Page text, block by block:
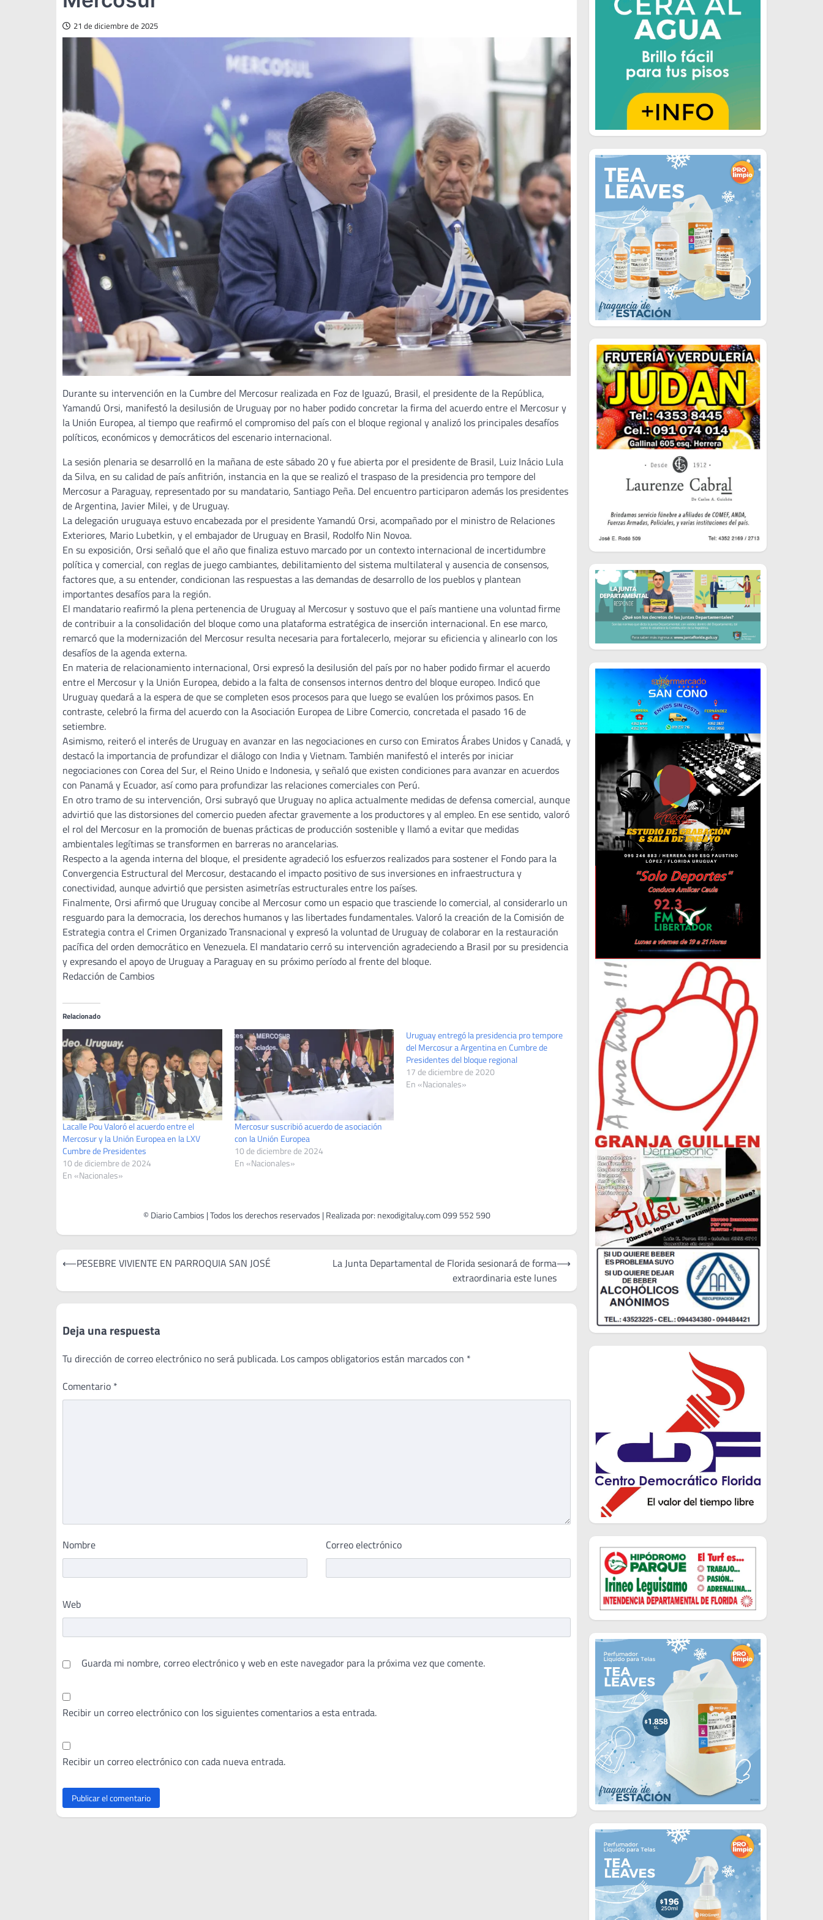
21 de diciembre de 2025
Durante su intervención en la Cumbre del Mercosur realizada en Foz de Iguazú, Brasil, el presidente de la República,
Yamandú Orsi, manifestó la desilusión de Uruguay por no haber podido concretar la firma del acuerdo entre el Mercosur y
la Unión Europea, al tiempo que reafirmó el compromiso del país con el bloque regional y analizó los principales desafíos
políticos, económicos y democráticos del escenario internacional.
La sesión plenaria se desarrolló en la mañana de este sábado 20 y fue abierta por el presidente de Brasil, Luiz Inácio Lula
da Silva, en su calidad de país anfitrión, instancia en la que se realizó el traspaso de la presidencia pro tempore del
Mercosur a Paraguay, representado por su mandatario, Santiago Peña. Del encuentro participaron además los presidentes
de Argentina, Javier Milei, y de Uruguay.
La delegación uruguaya estuvo encabezada por el presidente Yamandú Orsi, acompañado por el ministro de Relaciones
Exteriores, Mario Lubetkin, y el embajador de Uruguay en Brasil, Rodolfo Nin Novoa.
En su exposición, Orsi señaló que el año que finaliza estuvo marcado por un contexto internacional de incertidumbre
política y comercial, con reglas de juego cambiantes, debilitamiento del sistema multilateral y ausencia de consensos,
factores que, a su entender, condicionan las respuestas a las demandas de desarrollo de los pueblos y plantean
importantes desafíos para la región.
El mandatario reafirmó la plena pertenencia de Uruguay al Mercosur y sostuvo que el país mantiene una voluntad firme
de contribuir a la consolidación del bloque como una plataforma estratégica de inserción internacional. En ese marco,
remarcó que la modernización del Mercosur resulta necesaria para fortalecerlo, mejorar su eficiencia y alinearlo con los
desafíos de la agenda externa.
En materia de relacionamiento internacional, Orsi expresó la desilusión del país por no haber podido firmar el acuerdo
entre el Mercosur y la Unión Europea, debido a la falta de consensos internos dentro del bloque europeo. Indicó que
Uruguay quedará a la espera de que se completen esos procesos para que luego se evalúen los próximos pasos. En
contraste, celebró la firma del acuerdo con la Asociación Europea de Libre Comercio, concretada el pasado 16 de
setiembre.
Asimismo, reiteró el interés de Uruguay en avanzar en las negociaciones en curso con Emiratos Árabes Unidos y Canadá, y
destacó la importancia de profundizar el diálogo con India y Vietnam. También manifestó el interés por iniciar
negociaciones con Corea del Sur, el Reino Unido e Indonesia, y señaló que existen condiciones para avanzar en acuerdos
con Panamá y Ecuador, así como para profundizar las relaciones comerciales con Perú.
En otro tramo de su intervención, Orsi subrayó que Uruguay no aplica actualmente medidas de defensa comercial, aunque
advirtió que las distorsiones del comercio pueden afectar gravemente a los productores y al empleo. En ese sentido, valoró
el rol del Mercosur en la promoción de buenas prácticas de producción sostenible y llamó a evitar que medidas
ambientales legítimas se transformen en barreras no arancelarias.
Respecto a la agenda interna del bloque, el presidente agradeció los esfuerzos realizados para sostener el Fondo para la
Convergencia Estructural del Mercosur, destacando el impacto positivo de sus inversiones en infraestructura y
conectividad, aunque advirtió que persisten asimetrías estructurales entre los países.
Finalmente, Orsi afirmó que Uruguay concibe al Mercosur como un espacio que trasciende lo comercial, al considerarlo un
resguardo para la democracia, los derechos humanos y las libertades fundamentales. Valoró la creación de la Comisión de
Estrategia contra el Crimen Organizado Transnacional y expresó la voluntad de Uruguay de colaborar en la restauración
pacífica del orden democrático en Venezuela. El mandatario cerró su intervención agradeciendo a Brasil por su presidencia
y expresando el apoyo de Uruguay a Paraguay en su próximo período al frente del bloque.
Redacción de Cambios
Relacionado
Lacalle Pou Valoró el acuerdo entre el
Mercosur y la Unión Europea en la LXV
Cumbre de Presidentes
10 de diciembre de 2024
En «Nacionales»
Mercosur suscribió acuerdo de asociación
con la Unión Europea
10 de diciembre de 2024
En «Nacionales»
Uruguay entregó la presidencia pro tempore
del Mercosur a Argentina en Cumbre de
Presidentes del bloque regional
17 de diciembre de 2020
En «Nacionales»
Navegación
entradas
⟵PESEBRE VIVIENTE EN PARROQUIA SAN JOSÉ
La Junta Departamental de Florida sesionará de forma
extraordinaria este lunes
⟶
Deja una respuesta
Tu dirección de correo electrónico no será publicada. Los campos obligatorios están marcados con *
Comentario *
Nombre Correo electrónico
Web
Guarda mi nombre, correo electrónico y web en este navegador para la próxima vez que comente.
Recibir un correo electrónico con los siguientes comentarios a esta entrada.
Recibir un correo electrónico con cada nueva entrada.